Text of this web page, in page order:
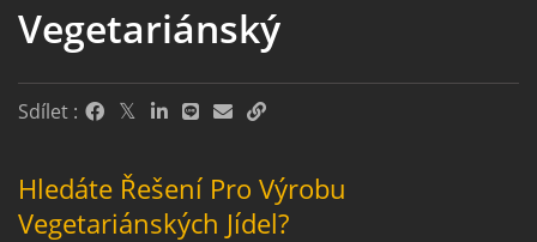
Vegetariánský
Sdílet :
Hledáte Řešení Pro Výrobu
Vegetariánských Jídel?